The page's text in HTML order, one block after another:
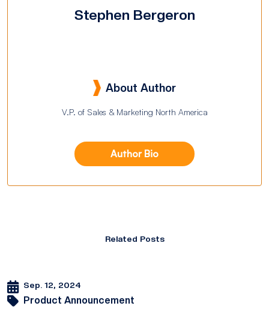
Stephen Bergeron
About Author
V.P. of Sales & Marketing North America
Author Bio
Related Posts
Sep. 12, 2024
Product Announcement